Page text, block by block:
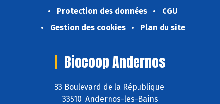
Protection des données
CGU
Gestion des cookies
Plan du site
Biocoop Andernos
83 Boulevard de la République
33510 Andernos-les-Bains